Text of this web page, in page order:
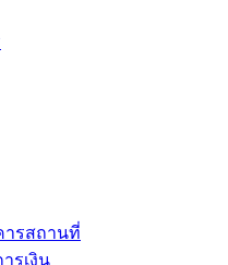
ารสถานที่
รเงิน